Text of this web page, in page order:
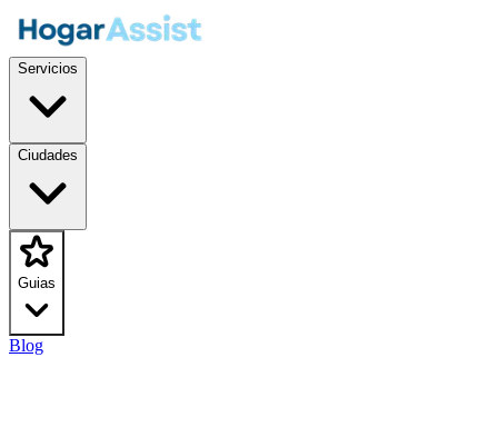
Servicios
Ciudades
Guias
Blog